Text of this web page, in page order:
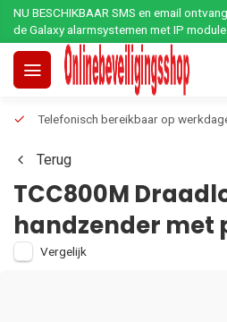
NU BESCHIKBAAR SMS en email
de Galaxy alarmsystemen met IP
Telefonisch bereikbaar op
Terug
TCC800M
handzender met
Vergelijk